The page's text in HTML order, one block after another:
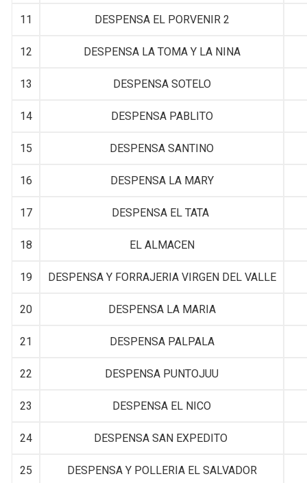
11 DESPENSA EL PORVENIR 2
12 DESPENSA LA TOMA Y LA NINA
13 DESPENSA SOTELO
14 DESPENSA PABLITO
15 DESPENSA SANTINO
16 DESPENSA LA MARY
17 DESPENSA EL TATA
18 EL ALMACEN
19 DESPENSA Y FORRAJERIA VIRGEN DEL VALLE
20 DESPENSA LA MARIA
21 DESPENSA PALPALA
22 DESPENSA PUNTOJUU
23 DESPENSA EL NICO
24 DESPENSA SAN EXPEDITO
25 DESPENSA Y POLLERIA EL SALVADOR